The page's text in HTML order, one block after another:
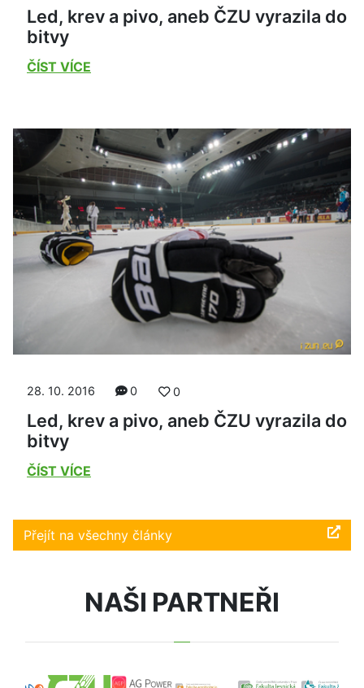
Led, krev a pivo, aneb ČZU vyrazila do
bitvy
ČÍST VÍCE
28. 10. 2016 0 0
Led, krev a pivo, aneb ČZU vyrazila do
bitvy
ČÍST VÍCE
Přejít na všechny články
NAŠI PARTNEŘI